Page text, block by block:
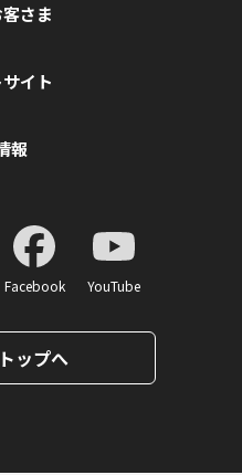
さま
イト
報
Facebook YouTube
ップへ